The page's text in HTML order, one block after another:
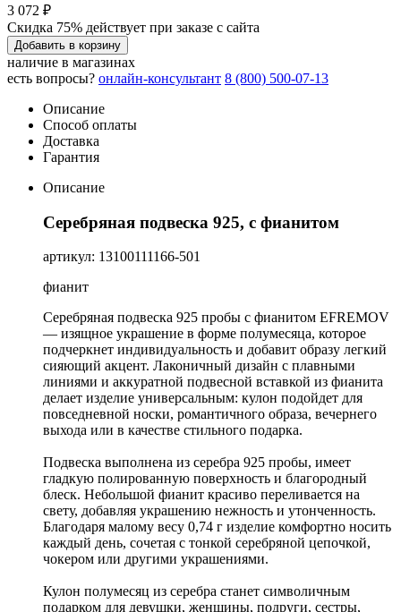
3 072 ₽
Скидка 75% действует при заказе с сайта
Добавить в корзину
наличие в магазинах
есть вопросы? онлайн-консультант 8 (800) 500-07-13
Описание
Способ оплаты
Доставка
Гарантия
Описание
Серебряная подвеска 925, с фианитом
артикул: 13100111166-501
фианит
Серебряная подвеска 925 пробы с фианитом EFREMOV
— изящное украшение в форме полумесяца, которое
подчеркнет индивидуальность и добавит образу легкий
сияющий акцент. Лаконичный дизайн с плавными
линиями и аккуратной подвесной вставкой из фианита
делает изделие универсальным: кулон подойдет для
повседневной носки, романтичного образа, вечернего
выхода или в качестве стильного подарка.
Подвеска выполнена из серебра 925 пробы, имеет
гладкую полированную поверхность и благородный
блеск. Небольшой фианит красиво переливается на
свету, добавляя украшению нежность и утонченность.
Благодаря малому весу 0,74 г изделие комфортно носить
каждый день, сочетая с тонкой серебряной цепочкой,
чокером или другими украшениями.
Кулон полумесяц из серебра станет символичным
подарком для девушки, женщины, подруги, сестры,